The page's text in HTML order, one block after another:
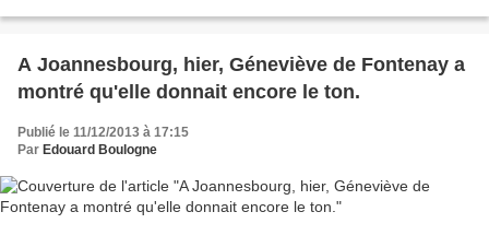
A Joannesbourg, hier, Géneviève de Fontenay a
montré qu'elle donnait encore le ton.
Publié le 11/12/2013 à 17:15
Par Edouard Boulogne